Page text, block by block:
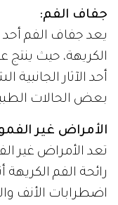
جفاف الفم:
يعد جفاف الفم أحد
الكريهة، حيث
أحد الآثار
بعض الحالات
الأمراض غير
تعد الأمراض غير
رائحة الفم الكريهة
اضطرابات الأنف